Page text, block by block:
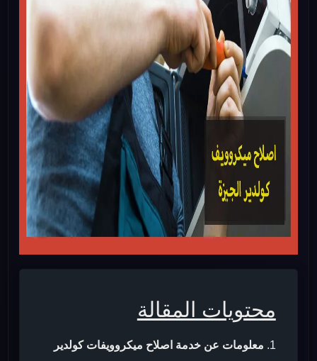
محتويات المقالة
معلومات عن خدمة اصلاح ميكروويفات كولدير